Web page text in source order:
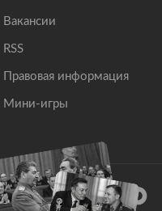
Вакансии
RSS
Правовая информация
Мини-игры